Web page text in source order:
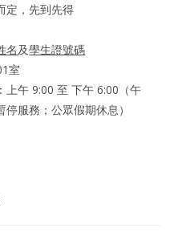
定，先到先得
名及學生證號碼
室
上午 9:00 至 下午 6:00（午
服務；公眾假期休息）